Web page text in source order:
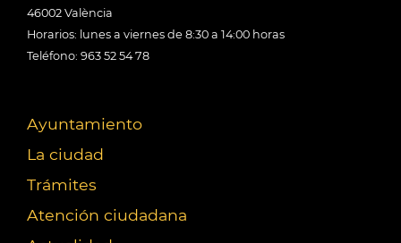
46002 València
Horarios: lunes a viernes de 8:30 a 14:00 horas
Teléfono: 963 52 54 78
Ayuntamiento
La ciudad
Trámites
Atención ciudadana